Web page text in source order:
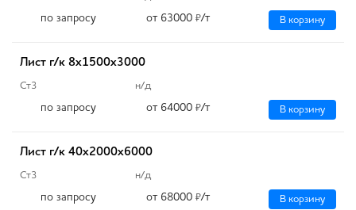
по запросу от 63000 ₽/т В корзину
Лист г/к 8х1500х3000
Ст3 н/д
по запросу от 64000 ₽/т В корзину
Лист г/к 40х2000х6000
Ст3 н/д
по запросу от 68000 ₽/т В корзину